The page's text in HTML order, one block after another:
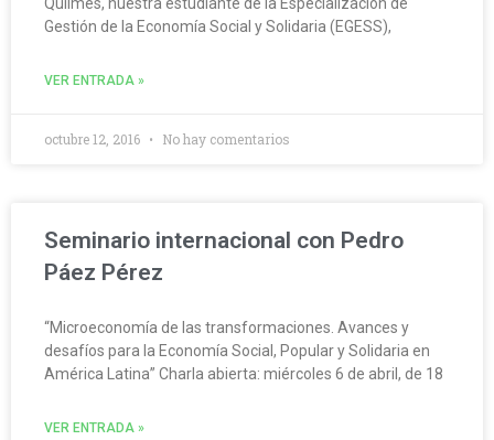
Gestión de la Economía Social y Solidaria (EGESS),
VER ENTRADA »
octubre 12, 2016 No hay comentarios
Seminario internacional con Pedro
Páez Pérez
“Microeconomía de las transformaciones. Avances y
desafíos para la Economía Social, Popular y Solidaria en
América Latina” Charla abierta: miércoles 6 de abril, de 18
VER ENTRADA »